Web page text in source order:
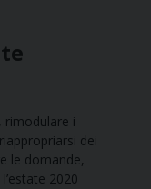
rimodulare i
dei
le domande,
2020